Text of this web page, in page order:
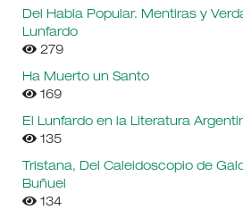
Del Habla Popular. Mentiras y
Lunfardo
279
Ha Muerto un Santo
169
El Lunfardo en la Literatura
135
Tristana, Del Caleidoscopio de
Buñuel
134